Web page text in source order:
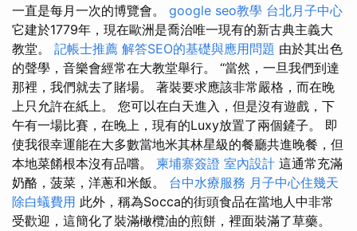
一直是每月一次的博覽會。 google seo教學 台北月子中心
它建於1779年，現在歐洲是喬治唯一現有的新古典主義大
教堂。 記帳士推薦 解答SEO的基礎與應用問題 由於其出色
的聲學，音樂會經常在大教堂舉行。 “當然，一旦我們到達
那裡，我們就去了賭場。 著裝要求應該非常嚴格，而在晚
上只允許在紙上。 您可以在白天進入，但是沒有遊戲，下
午有一場比賽，在晚上，現有的Luxy放置了兩個鏟子。 即
使我很幸運能在大多數當地米其林星級的餐廳共進晚餐，但
本地菜餚根本沒有品嚐。 柬埔寨簽證 室內設計 這通常充滿
奶酪，菠菜，洋蔥和米飯。 台中水療服務 月子中心住幾天
除白蟻費用 此外，稱為Socca的街頭食品在當地人中非常
受歡迎，這簡化了裝滿橄欖油的煎餅，裡面裝滿了草藥。